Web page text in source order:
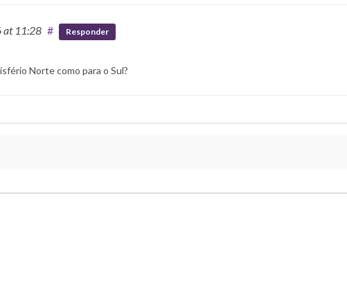
at 11:28 # Responder
Norte como para o Sul?